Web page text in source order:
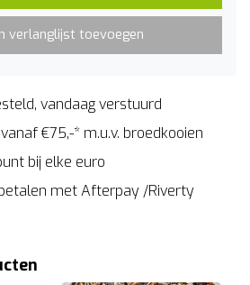
verlanglijst toevoegen
vandaag verstuurd
€75,-* m.u.v. broedkooien
bij elke euro
met Afterpay /Riverty